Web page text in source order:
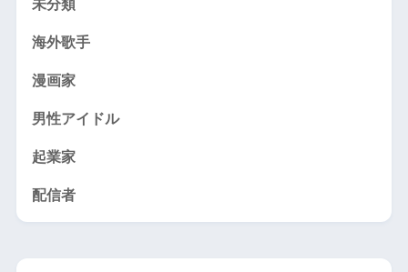
未分類
海外歌手
漫画家
男性アイドル
起業家
配信者